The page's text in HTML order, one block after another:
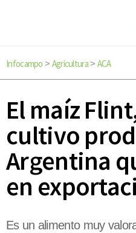
Infocampo > Agricultura> ACA
El maíz
cultivo
Argentina
en
Es un alimento muy